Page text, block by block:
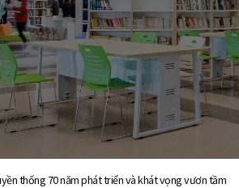
thống 70 năm phát triển và khát vọng vươn tầm